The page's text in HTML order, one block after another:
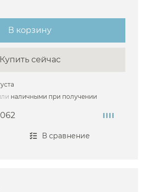
В корзину
Купить сейчас
наличными при получении
В сравнение